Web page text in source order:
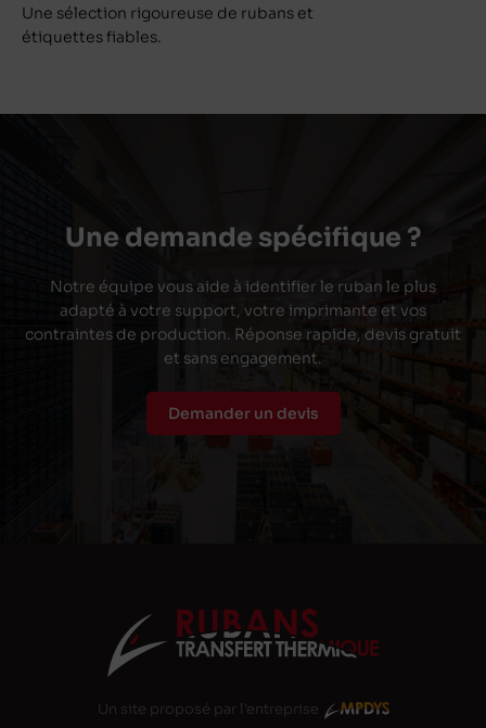
Une sélection rigoureuse de rubans et
étiquettes fiables.
Une demande spécifique ?
Notre équipe vous aide à identifier le ruban le plus
adapté à votre support, votre imprimante et vos
contraintes de production. Réponse rapide, devis gratuit
et sans engagement.
Demander un devis
Un site proposé par l'entreprise